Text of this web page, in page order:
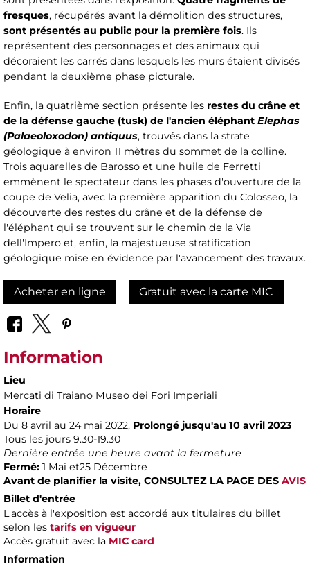
fresques, récupérés avant la démolition des structures,
sont présentés au public pour la première fois. Ils
représentent des personnages et des animaux qui
décoraient les carrés dans lesquels les murs étaient divisés
pendant la deuxième phase picturale.
Enfin, la quatrième section présente les restes du crâne et
de la défense gauche (tusk) de l'ancien éléphant Elephas
(Palaeoloxodon) antiquus, trouvés dans la strate
géologique à environ 11 mètres du sommet de la colline.
Trois aquarelles de Barosso et une huile de Ferretti
emmènent le spectateur dans les phases d'ouverture de la
coupe de Velia, avec la première apparition du Colosseo, la
découverte des restes du crâne et de la défense de
l'éléphant qui se trouvent sur le chemin de la Via
dell'Impero et, enfin, la majestueuse stratification
géologique mise en évidence par l'avancement des travaux.
Acheter en ligne Gratuit avec la carte MIC
Information
Lieu
Mercati di Traiano Museo dei Fori Imperiali
Horaire
Du 8 avril au 24 mai 2022, Prolongé jusqu'au 10 avril 2023
Tous les jours 9.30-19.30
Dernière entrée une heure avant la fermeture
Fermé: 1 Mai et25 Décembre
Avant de planifier la visite, CONSULTEZ LA PAGE DES AVIS
Billet d'entrée
L'accès à l'exposition est accordé aux titulaires du billet
selon les tarifs en vigueur
Accès gratuit avec la MIC card
Information